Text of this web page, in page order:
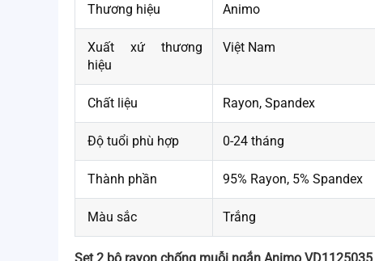
Thương hiệu Animo
Xuất xứ thương
hiệu
Việt Nam
Chất liệu Rayon, Spandex
Độ tuổi phù hợp 0-24 tháng
Thành phần 95% Rayon, 5% Spandex
Màu sắc Trắng